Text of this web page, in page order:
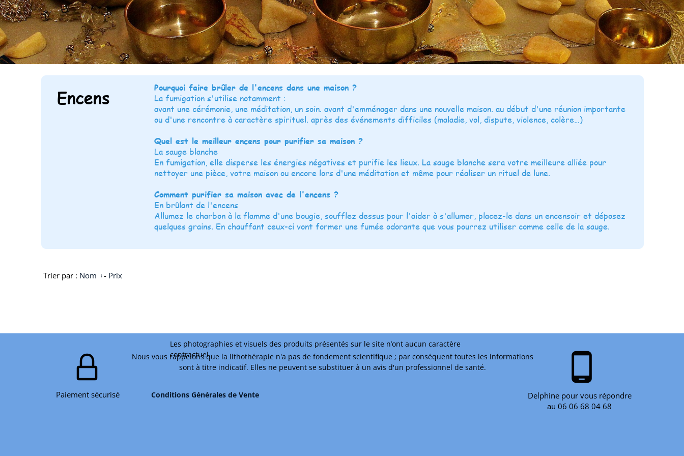
Paiement sécurisé
phone_android
Delphine pour vous répondre
au 06 06 68 04 68
Les photographies et visuels des produits présentés sur le site n’ont aucun caractère
contractuel.
Conditions Générales de Vente
Nous vous rappelons que la lithothérapie n'a pas de fondement scientifique ; par conséquent toutes les informations
sont à titre indicatif. Elles ne peuvent se substituer à un avis d'un professionnel de santé.
Pourquoi faire brûler de l'encens dans une maison ?
La fumigation s'utilise notamment :
avant une cérémonie, une méditation, un soin. avant d'emménager dans une nouvelle maison. au début d'une réunion importante
ou d'une rencontre à caractère spirituel. après des événements difficiles (maladie, vol, dispute, violence, colère…)
Quel est le meilleur encens pour purifier sa maison ?
La sauge blanche
En fumigation, elle disperse les énergies négatives et purifie les lieux. La sauge blanche sera votre meilleure alliée pour
nettoyer une pièce, votre maison ou encore lors d'une méditation et même pour réaliser un rituel de lune.
Comment purifier sa maison avec de l'encens ?
En brûlant de l'encens
Allumez le charbon à la flamme d'une bougie, soufflez dessus pour l'aider à s'allumer, placez-le dans un encensoir et déposez
quelques grains. En chauffant ceux-ci vont former une fumée odorante que vous pourrez utiliser comme celle de la sauge.
Encens
Trier par : Nom - Prix